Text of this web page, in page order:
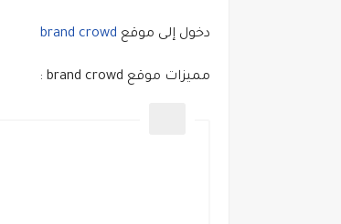
دخول إلى موقع brand crowd
مميزات موقع brand crowd :